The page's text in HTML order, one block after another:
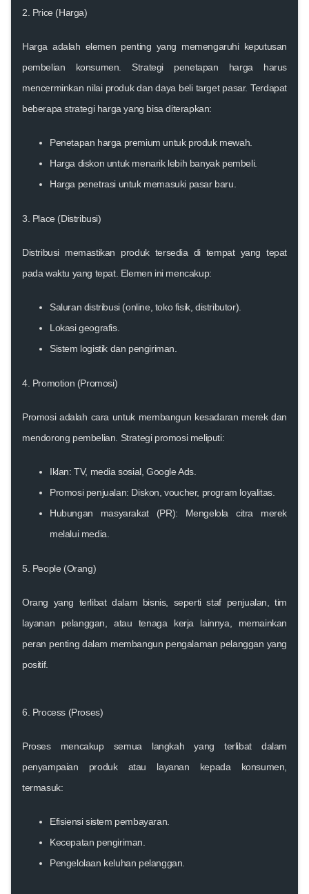
2. Price (Harga)
Harga adalah elemen penting yang memengaruhi keputusan
pembelian konsumen. Strategi penetapan harga harus
mencerminkan nilai produk dan daya beli target pasar. Terdapat
beberapa strategi harga yang bisa diterapkan:
Penetapan harga premium untuk produk mewah.
Harga diskon untuk menarik lebih banyak pembeli.
Harga penetrasi untuk memasuki pasar baru.
3. Place (Distribusi)
Distribusi memastikan produk tersedia di tempat yang tepat
pada waktu yang tepat. Elemen ini mencakup:
Saluran distribusi (online, toko fisik, distributor).
Lokasi geografis.
Sistem logistik dan pengiriman.
4. Promotion (Promosi)
Promosi adalah cara untuk membangun kesadaran merek dan
mendorong pembelian. Strategi promosi meliputi:
Iklan: TV, media sosial, Google Ads.
Promosi penjualan: Diskon, voucher, program loyalitas.
Hubungan masyarakat (PR): Mengelola citra merek
melalui media.
5. People (Orang)
Orang yang terlibat dalam bisnis, seperti staf penjualan, tim
layanan pelanggan, atau tenaga kerja lainnya, memainkan
peran penting dalam membangun pengalaman pelanggan yang
positif.
6. Process (Proses)
Proses mencakup semua langkah yang terlibat dalam
penyampaian produk atau layanan kepada konsumen,
termasuk:
Efisiensi sistem pembayaran.
Kecepatan pengiriman.
Pengelolaan keluhan pelanggan.